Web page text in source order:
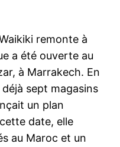
remonte à
a été ouverte au
à Marrakech. En
sept magasins
un plan
date, elle
au Maroc et un